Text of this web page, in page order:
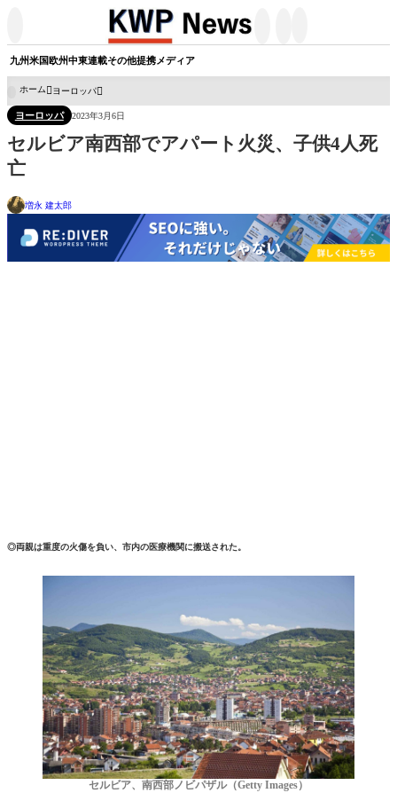
九州米国欧州中東連載その他提携メディア
ホーム ヨーロッパ
ヨーロッパ 2023年3月6日
セルビア南西部でアパート火災、子供4人死
亡
増永 建太郎
◎両親は重度の火傷を負い、市内の医療機関に搬送された。
セルビア、南西部ノビパザル（Getty Images）